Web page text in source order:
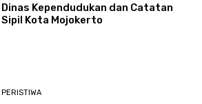
Dinas Kependudukan dan Catatan
Sipil Kota Mojokerto
PERISTIWA